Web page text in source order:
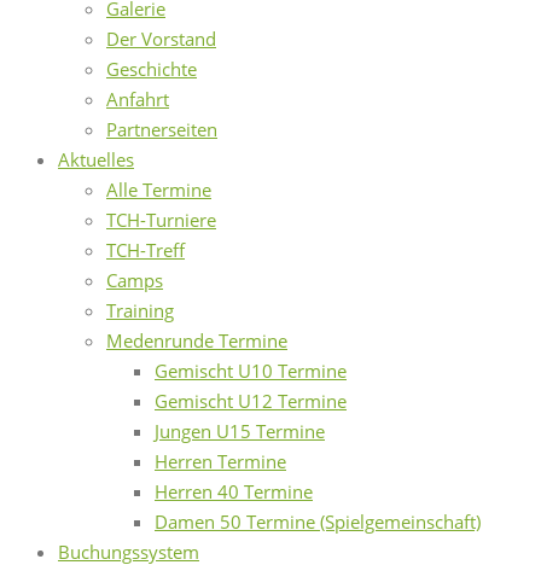
Galerie
Der Vorstand
Geschichte
Anfahrt
Partnerseiten
Aktuelles
Alle Termine
TCH-Turniere
TCH-Treff
Camps
Training
Medenrunde Termine
Gemischt U10 Termine
Gemischt U12 Termine
Jungen U15 Termine
Herren Termine
Herren 40 Termine
Damen 50 Termine (Spielgemeinschaft)
Buchungssystem